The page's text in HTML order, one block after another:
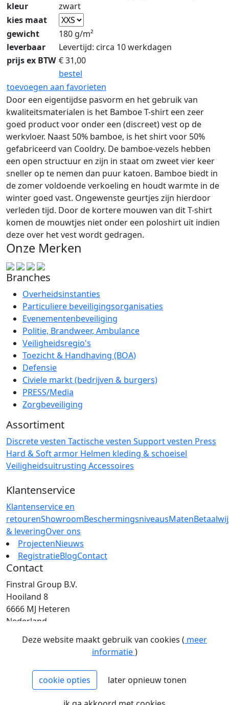
kleur
zwart
kies maat
gewicht
180 g/m²
leverbaar
Levertijd: circa 10 werkdagen
prijs ex BTW €31,00
bestel
toevoegen aan favorieten
Door een eigentijdse pasvorm en het gebruik van
kwaliteitsmaterialen is het Bamboe T-shirt een zeer
goed product voor onder een (discreet) vest op de
werkvloer. Naast 50% bamboe, is het shirt voor 50%
gefabriceerd van Cooldry. De bamboe-vezels hebben
een open structuur en zijn in staat om zweet vier keer
sneller op te nemen dan puur katoen. Bamboe biedt in
de zomer voldoende verkoeling en houdt warmte in de
winter goed vast. Ongewenste geurtjes zijn hierdoor
verleden tijd. Door de kortere mouwen van dit T-shirt
komen de mouwtjes niet onder een poloshirt uit indien
deze over het vest wordt gedragen.
Onze Merken
Branches
Overheidsinstanties
Particuliere beveiligingsorganisaties
Evenementenbeveiliging
Politie, Brandweer, Ambulance
Veiligheidsregio's
Toezicht & Handhaving (BOA)
Defensie
Civiele markt (bedrijven & burgers)
PRESS/Media
Zorgbeveiliging
Assortiment
Discrete vesten Tactische vesten Support vesten Press
Hard & Soft armor Helmen kleding & schoeisel
Veiligheidsuitrusting Accessoires
Klantenservice
Klantenservice en
retourenShowroomBeschermingsniveausMaten
& leveringOver ons
ProjectenNieuws
RegistratieBlogContact
Contact
Finstral Group B.V.
Hooiland 8
6666 MJ Heteren
Nederland
E: info@finstral.nl
BTW: NL813263025B01
EORI: NL813263025
NCAGE: H2NM0
Deze website maakt gebruik van cookies ( meer
informatie)
cookie opties later opnieuw tonen